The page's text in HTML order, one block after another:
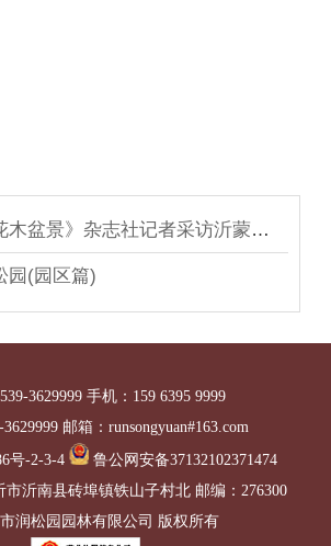
木盆景》杂志社记者采访沂蒙润松园
园(园区篇)
3629999 手机：159 6395 9999
邮箱：runsongyuan#163.com
号-2-3-4
鲁公网安备37132102371474
沂南县砖埠镇铁山子村北 邮编：276300
润松园园林有限公司 版权所有